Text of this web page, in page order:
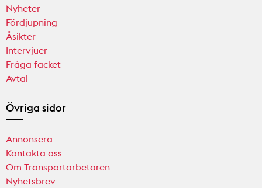
Nyheter
Fördjupning
Åsikter
Intervjuer
Fråga facket
Avtal
Övriga sidor
Annonsera
Kontakta oss
Om Transportarbetaren
Nyhetsbrev